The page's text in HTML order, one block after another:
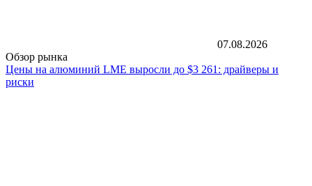
07.08.2026
Обзор рынка
Цены на алюминий LME выросли до $3 261: драйверы и
риски